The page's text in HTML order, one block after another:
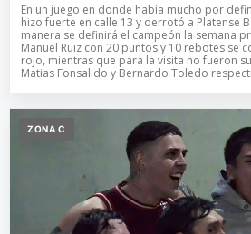
En un juego en donde había mucho por
hizo fuerte en calle 13 y derrotó a Platense
manera se definirá el campeón la semana
Manuel Ruiz con 20 puntos y 10 rebotes se
rojo, mientras que para la visita no fueron
Matias Fonsalido y Bernardo Toledo
ZONA C